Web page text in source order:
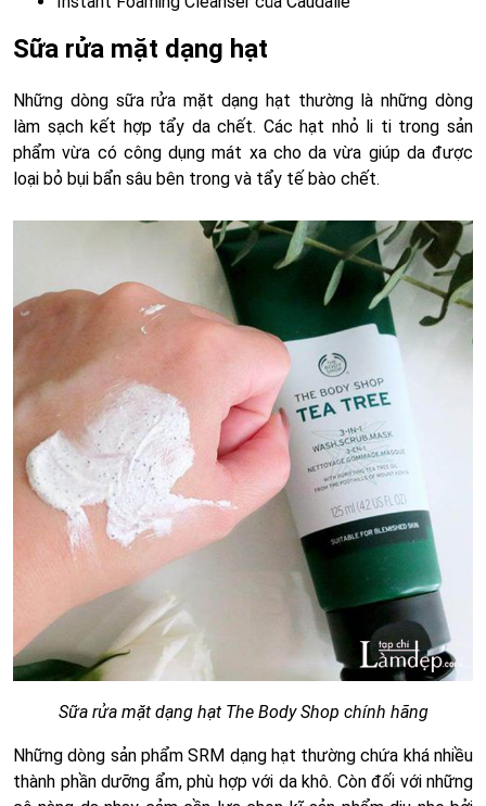
Sữa rửa mặt dạng hạt
Những dòng sữa rửa mặt dạng hạt thường là những dòng
làm sạch kết hợp tẩy da chết. Các hạt nhỏ li ti trong sản
phẩm vừa có công dụng mát xa cho da vừa giúp da được
loại bỏ bụi bẩn sâu bên trong và tẩy tế bào chết.
Sữa rửa mặt dạng hạt The Body Shop chính hãng
Những dòng sản phẩm SRM dạng hạt thường chứa khá nhiều
thành phần dưỡng ẩm, phù hợp với da khô. Còn đối với những